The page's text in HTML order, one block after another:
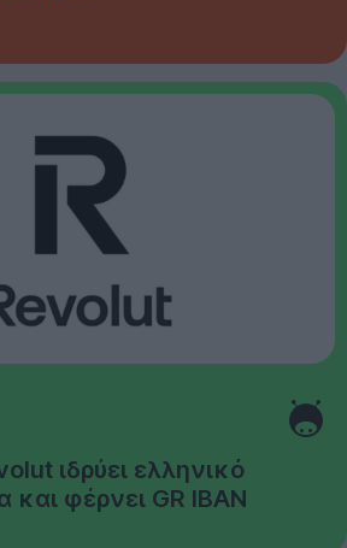
ιδρύει ελληνικό
φέρνει GR IBAN